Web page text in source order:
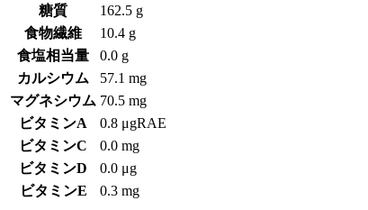
糖質
162.5 g
食物繊維
10.4 g
食塩相当量
0.0 g
カルシウム
57.1 mg
マグネシウム 70.5 mg
ビタミンA
0.8 μgRAE
ビタミンC
0.0 mg
ビタミンD
0.0 μg
ビタミンE
0.3 mg